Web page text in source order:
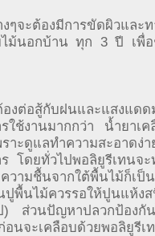
จะต้องมีการขัดผิวและ
ม้นอกบ้าน ทุก 3 ปี เพื่อ
งต่อสู้กับฝนและแสงแด
ใช้งานมากกว่า น้ำยาเ
าะดูแลทำความสะอาดง่
โดยทั่วไปพอลิยูรีเทนจ
ามชื้นจากใต้พื้นไม้ก็เป็
ปูพื้นไม้ควรรอให้ปูนแห้ง
ป) ส่วนปัญหาปลวกป้องกั
นจะเคลือบด้วยพอลิยูรีเ